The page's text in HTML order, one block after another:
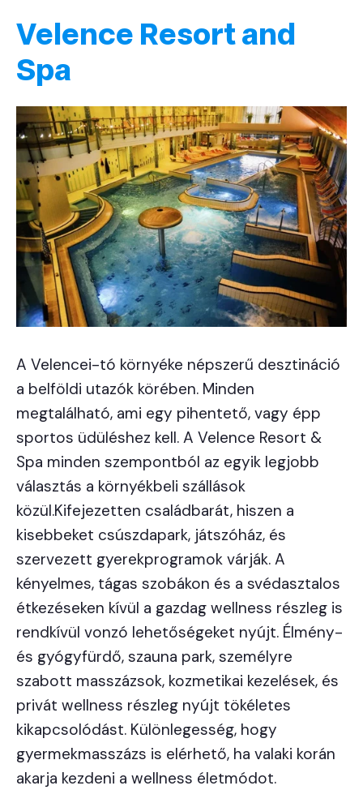
Velence Resort and
Spa
A Velencei-tó környéke népszerű desztináció
a belföldi utazók körében. Minden
megtalálható, ami egy pihentető, vagy épp
sportos üdüléshez kell. A Velence Resort &
Spa minden szempontból az egyik legjobb
választás a környékbeli szállások
közül.Kifejezetten családbarát, hiszen a
kisebbeket csúszdapark, játszóház, és
szervezett gyerekprogramok várják. A
kényelmes, tágas szobákon és a svédasztalos
étkezéseken kívül a gazdag wellness részleg is
rendkívül vonzó lehetőségeket nyújt. Élmény-
és gyógyfürdő, szauna park, személyre
szabott masszázsok, kozmetikai kezelések, és
privát wellness részleg nyújt tökéletes
kikapcsolódást. Különlegesség, hogy
gyermekmasszázs is elérhető, ha valaki korán
akarja kezdeni a wellness életmódot.